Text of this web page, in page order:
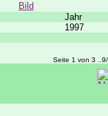
Bild
Jahr
1997
Seite 1 von 3